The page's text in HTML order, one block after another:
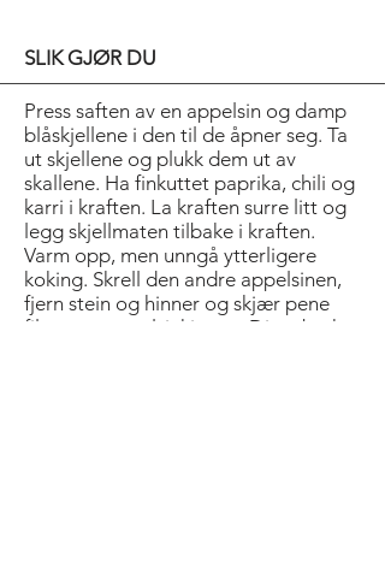
SLIK GJØR DU
Press saften av en appelsin og damp
blåskjellene i den til de åpner seg. Ta
ut skjellene og plukk dem ut av
skallene. Ha finkuttet paprika, chili og
karri i kraften. La kraften surre litt og
legg skjellmaten tilbake i kraften.
Varm opp, men unngå ytterligere
koking. Skrell den andre appelsinen,
fjern stein og hinner og skjær pene
fileter av appelsinkjøttet. Disse brukes